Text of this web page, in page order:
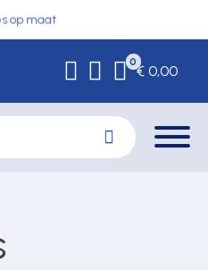
op maat
0
€ 0,00